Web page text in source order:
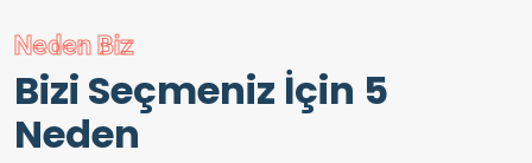
Neden Biz
Bizi Seçmeniz İçin 5
Neden